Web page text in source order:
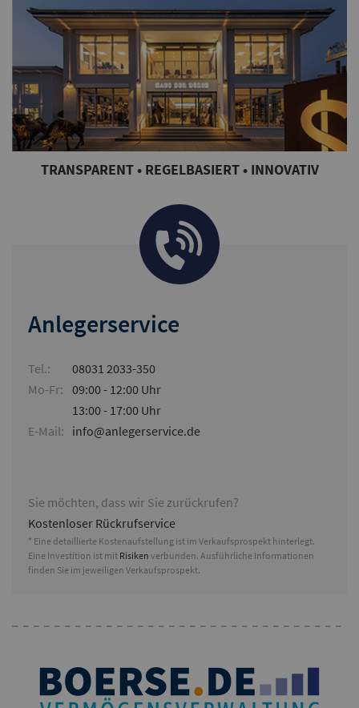
TRANSPARENT • REGELBASIERT • INNOVATIV
Anlegerservice
Tel.:
08031 2033-350
Mo-Fr: 09:00 - 12:00 Uhr
13:00 - 17:00 Uhr
E-Mail: info@anlegerservice.de
Sie möchten, dass wir Sie zurückrufen?
Kostenloser Rückrufservice
* Eine detaillierte Kostenaufstellung ist im Verkaufsprospekt hinterlegt.
Eine Investition ist mitRisikenverbunden. Ausführliche Informationen
finden Sie im jeweiligen Verkaufsprospekt.